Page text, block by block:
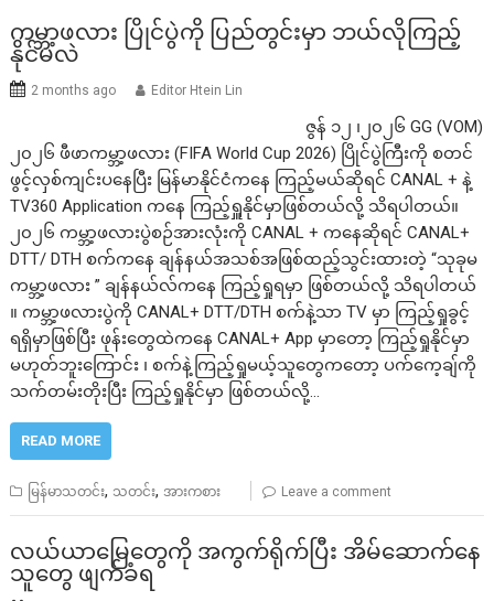
ကမ္ဘာ့ဖလား ပြိုင်ပွဲကို ပြည်တွင်းမှာ ဘယ်လိုကြည့်
နိုင်မလဲ
2 months ago Editor Htein Lin
ဇွန် ၁၂ ၊၂၀၂၆ GG (VOM)
၂၀၂၆ ဖီဖာကမ္ဘာ့ဖလား (FIFA World Cup 2026) ပြိုင်ပွဲကြီးကို စတင်
ဖွင့်လှစ်ကျင်းပနေပြီး မြန်မာနိုင်ငံကနေ ကြည့်မယ်ဆိုရင် CANAL + နဲ့
TV360 Application ကနေ ကြည့်ရှူနိုင်မှာဖြစ်တယ်လို့ သိရပါတယ်။
၂၀၂၆ ကမ္ဘာ့ဖလားပွဲစဉ်အားလုံးကို CANAL + ကနေဆိုရင် CANAL+
DTT/ DTH စက်ကနေ ချန်နယ်အသစ်အဖြစ်ထည့်သွင်းထားတဲ့ “သုခုမ
ကမ္ဘာ့ဖလား ” ချန်နယ်လ်ကနေ ကြည့်ရှုရမှာ ဖြစ်တယ်လို့ သိရပါတယ်
။ ကမ္ဘာ့ဖလားပွဲကို CANAL+ DTT/DTH စက်နဲ့သာ TV မှာ ကြည့်ရှုခွင့်
ရရှိမှာဖြစ်ပြီး ဖုန်းတွေထဲကနေ CANAL+ App မှာတော့ ကြည့်ရှုနိုင်မှာ
မဟုတ်ဘူးကြောင်း ၊ စက်နဲ့ကြည့်ရှုမယ့်သူတွေကတော့ ပက်ကေ့ချ်ကို
သက်တမ်းတိုးပြီး ကြည့်ရှုနိုင်မှာ ဖြစ်တယ်လို့…
READ MORE
မြန်မာသတင်း, သတင်း,အားကစား Leave a comment
လယ်ယာမြေတွေကို အကွက်ရိုက်ပြီး အိမ်ဆောက်နေ
သူတွေ ဖျက်ခံရ